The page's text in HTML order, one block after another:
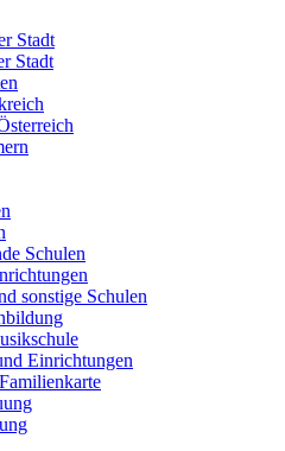
Stadt
Stadt
Schulen
sonstige Schulen
Einrichtungen